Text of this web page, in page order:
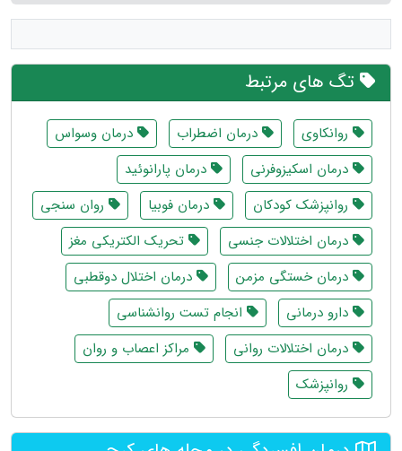
تگ های مرتبط
روانکاوی درمان اضطراب
درمان وسواس
درمان اسکیزوفرنی
درمان پارانوئید
روانپزشک کودکان
درمان فوبیا
روان سنجی
درمان اختلالات جنسی
تحریک الکتریکی مغز
درمان خستگی مزمن
درمان اختلال دوقطبی
دارو درمانی
انجام تست روانشناسی
درمان اختلالات روانی
مراکز اعصاب و روان
روانپزشک